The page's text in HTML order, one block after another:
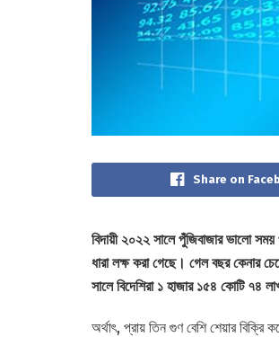
Share on
বিদায়ী ২০২২ সালে পুঁজিবাজার ভালো
ধারা লক্ষ করা গেছে। গেল বছর কেনার
সালে বিদেশিরা ১ হাজার ১৫৪ কোটি ৭৪
অর্থাৎ, প্রায় তিন গুণ বেশি শেয়ার